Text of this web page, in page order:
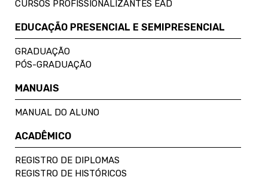
CURSOS PROFISSIONALIZANTES EAD
EDUCAÇÃO PRESENCIAL E SEMIPRESENCIAL
GRADUAÇÃO
PÓS-GRADUAÇÃO
MANUAIS
MANUAL DO ALUNO
ACADÊMICO
REGISTRO DE DIPLOMAS
REGISTRO DE HISTÓRICOS